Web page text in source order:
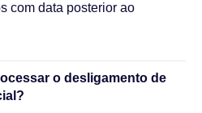
com data posterior ao
o desligamento de